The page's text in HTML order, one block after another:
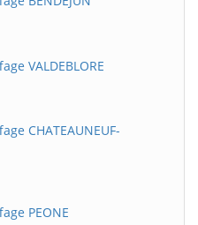
VALDEBLORE
CHATEAUNEUF-
PEONE